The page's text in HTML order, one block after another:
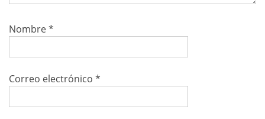
Nombre*
Correo electrónico *